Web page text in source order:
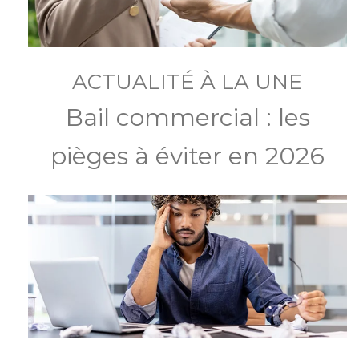
ACTUALITÉ À LA UNE
Bail commercial : les
pièges à éviter en 2026